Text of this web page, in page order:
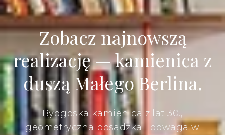
Zobacz najnowszą
realizację — kamienica z
duszą Małego Berlina.
Bydgoska kamienica z lat 30.,
geometryczna posadzka i odwaga w